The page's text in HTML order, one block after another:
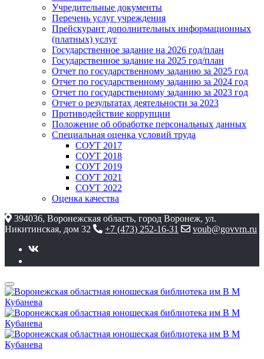
Учредительные документы
Перечень услуг учреждения
Прейскурант дополнительных информационных
(платных) услуг
Государственное задание на 2026 год/план
Государственное задание на 2025 год/план
Отчет по государственному заданию за 2025 год
Отчет по государственному заданию за 2024 год
Отчет по государственному заданию за 2023 год
Отчет о результатах деятельности за 2023
Противодействие коррупции
Положение об обработке персональных данных
Специальная оценка условий труда
СОУТ 2017
СОУТ 2018
СОУТ 2019
СОУТ 2021
СОУТ 2022
Оценка качества
394036, Воронежская область, город Воронеж, ул.
Никитинская, дом 32
+7 (473) 252-16-31 voub@govvrn.ru